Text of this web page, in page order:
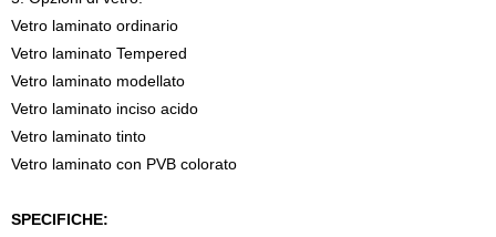
Vetro laminato ordinario
Vetro laminato Tempered
Vetro laminato modellato
Vetro laminato inciso acido
Vetro laminato tinto
Vetro laminato con PVB colorato
SPECIFICHE: